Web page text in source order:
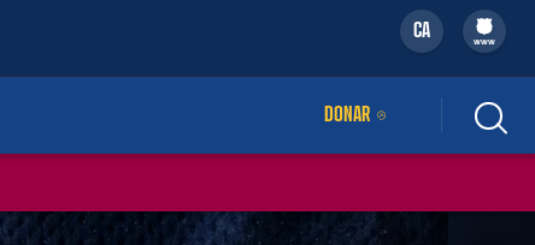
CA
filled-badge
www
DONARENLLAÇ EXTERN